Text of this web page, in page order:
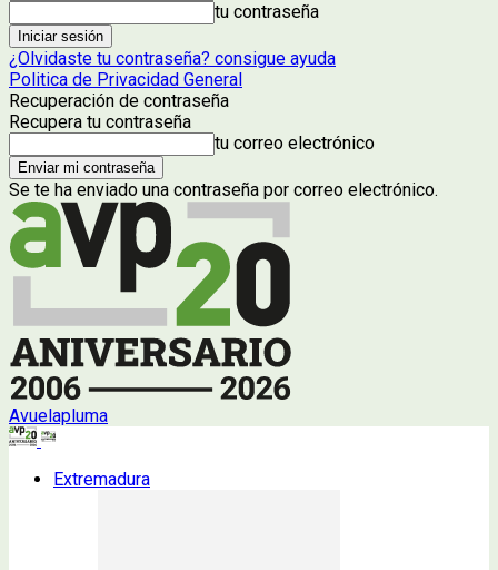
tu contraseña
¿Olvidaste tu contraseña? consigue ayuda
Politica de Privacidad General
Recuperación de contraseña
Recupera tu contraseña
tu correo electrónico
Se te ha enviado una contraseña por correo electrónico.
Avuelapluma
Extremadura